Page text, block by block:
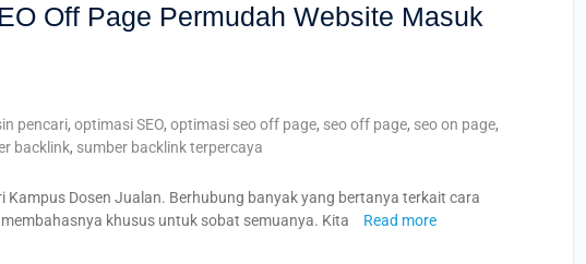
Off Page Permudah Website Masuk
pencari, optimasi SEO, optimasi seo off page, seo off page, seo on page,
backlink, sumber backlink terpercaya
Kampus Dosen Jualan. Berhubung banyak yang bertanya terkait cara
khusus untuk sobat semuanya. Kita
Read more